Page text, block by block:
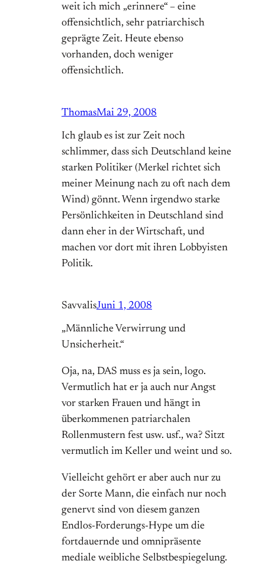
weit ich mich „erinnere“ – eine
offensichtlich, sehr patriarchisch
geprägte Zeit. Heute ebenso
vorhanden, doch weniger
offensichtlich.
ThomasMai 29, 2008
Ich glaub es ist zur Zeit noch
schlimmer, dass sich Deutschland keine
starken Politiker (Merkel richtet sich
meiner Meinung nach zu oft nach dem
Wind) gönnt. Wenn irgendwo starke
Persönlichkeiten in Deutschland sind
dann eher in der Wirtschaft, und
machen vor dort mit ihren Lobbyisten
Politik.
SavvalisJuni 1, 2008
„Männliche Verwirrung und
Unsicherheit.“
Oja, na, DAS muss es ja sein, logo.
Vermutlich hat er ja auch nur Angst
vor starken Frauen und hängt in
überkommenen patriarchalen
Rollenmustern fest usw. usf., wa? Sitzt
vermutlich im Keller und weint und so.
Vielleicht gehört er aber auch nur zu
der Sorte Mann, die einfach nur noch
genervt sind von diesem ganzen
Endlos-Forderungs-Hype um die
fortdauernde und omnipräsente
mediale weibliche Selbstbespiegelung.